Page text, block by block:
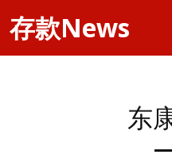
存款News
东